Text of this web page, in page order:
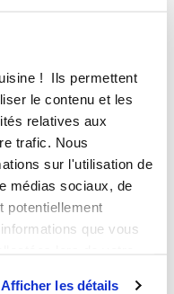
! Ils permettent
le contenu et les
relatives aux
trafic. Nous
sur l'utilisation de
médias sociaux, de
potentiellement
que vous
Afficher les détails